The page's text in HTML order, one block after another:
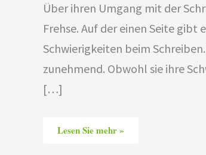
Über ihren Umgang mit der
Frehse. Auf der einen Seite gibt
Schwierigkeiten beim
zunehmend. Obwohl sie ihre
[…]
Lesen Sie mehr »